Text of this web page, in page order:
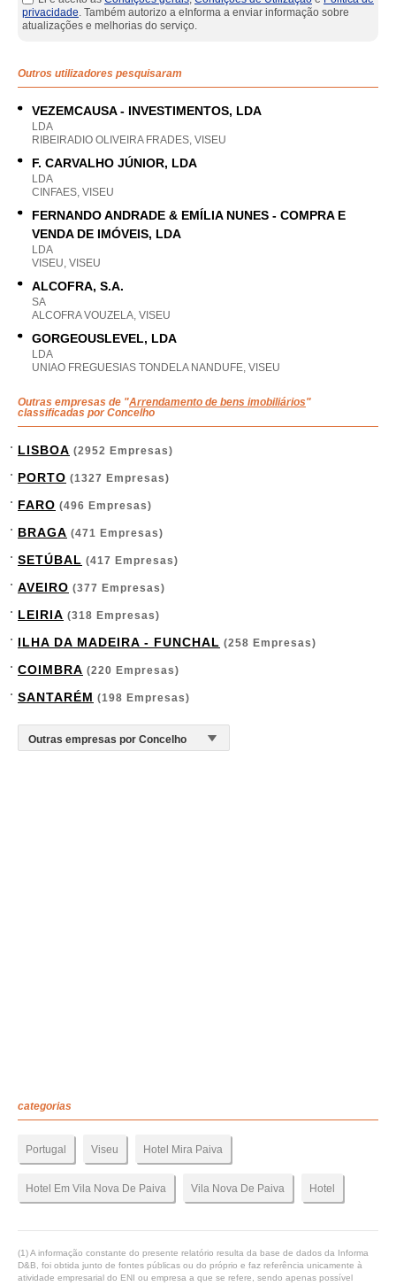
privacidade. Também autorizo a eInforma a enviar informação sobre
atualizações e melhorias do serviço.
Outros utilizadores pesquisaram
VEZEMCAUSA - INVESTIMENTOS, LDA
LDA
RIBEIRADIO OLIVEIRA FRADES, VISEU
F. CARVALHO JÚNIOR, LDA
LDA
CINFAES, VISEU
FERNANDO ANDRADE & EMÍLIA NUNES - COMPRA E
VENDA DE IMÓVEIS, LDA
LDA
VISEU, VISEU
ALCOFRA, S.A.
SA
ALCOFRA VOUZELA, VISEU
GORGEOUSLEVEL, LDA
LDA
UNIAO FREGUESIAS TONDELA NANDUFE, VISEU
Outras empresas de "Arrendamento de bens imobiliários"
classificadas por Concelho
LISBOA (2952 Empresas)
PORTO (1327 Empresas)
FARO (496 Empresas)
BRAGA (471 Empresas)
SETÚBAL (417 Empresas)
AVEIRO (377 Empresas)
LEIRIA (318 Empresas)
ILHA DA MADEIRA - FUNCHAL (258 Empresas)
COIMBRA (220 Empresas)
SANTARÉM (198 Empresas)
categorias
Portugal Viseu Hotel Mira Paiva
Hotel Em Vila Nova De Paiva Vila Nova De Paiva Hotel
(1) A informação constante do presente relatório resulta da base de dados da Informa
D&B, foi obtida junto de fontes públicas ou do próprio e faz referência unicamente à
atividade empresarial do ENI ou empresa a que se refere, sendo apenas possível